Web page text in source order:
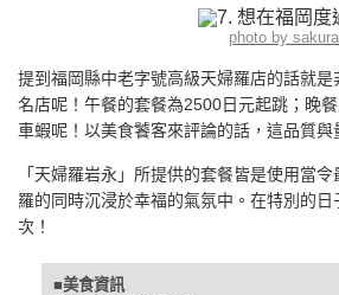
photo by
提到福岡縣中老字號高級天婦羅店的話就
名店呢！午餐的套餐為2500日元起跳；晚
車蝦呢！以美食饕客來評論的話，這品質
「天婦羅岩永」所提供的套餐皆是使用當
羅的同時沉浸於幸福的氣氛中。在特別的
次！
■美食資訊